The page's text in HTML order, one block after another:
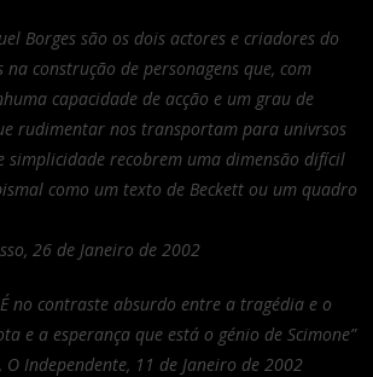
Borges são os dois actores e criadores do
na construção de personagens que, com
capacidade de acção e um grau de
rudimentar nos transportam para univrsos
simplicidade recobrem uma dimensão difícil
como um texto de Beckett ou um quadro
26 de Janeiro de 2002
no contraste absurdo entre a tragédia e o
e a esperança que está o génio de Scimone”
O Independente, 11 de Janeiro de 2002